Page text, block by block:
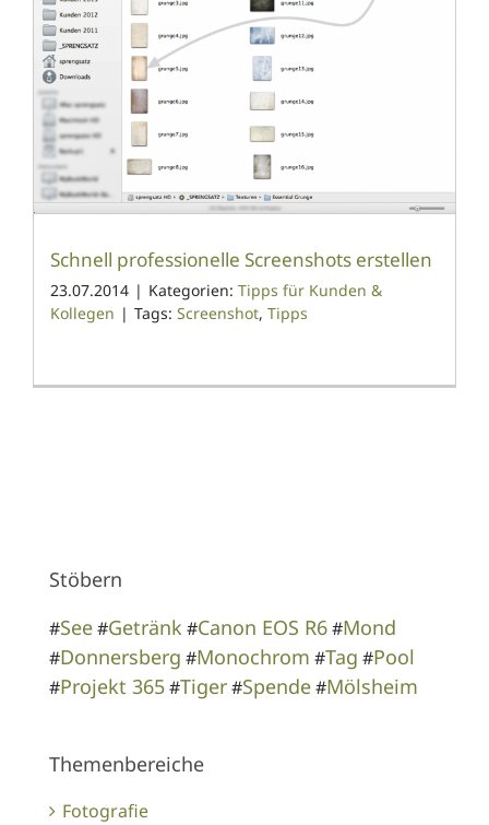
Schnell professionelle Screenshots erstellen
23.07.2014 | Kategorien: Tipps für Kunden &
Kollegen | Tags: Screenshot, Tipps
Stöbern
#See#Getränk#Canon EOS R6#Mond
#Donnersberg #Monochrom #Tag #Pool
#Projekt 365#Tiger#Spende#Mölsheim
Themenbereiche
Fotografie